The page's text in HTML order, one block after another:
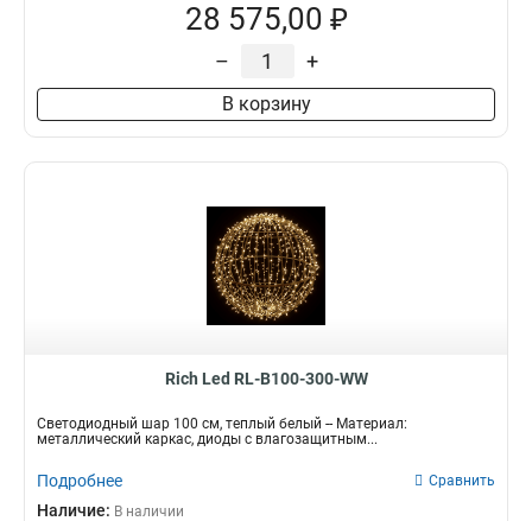
28 575,00 ₽
– +
В корзину
Rich Led RL-B100-300-WW
Светодиодный шар 100 см, теплый белый -- Материал:
металлический каркас, диоды с влагозащитным...
Подробнее Сравнить
Наличие: В наличии